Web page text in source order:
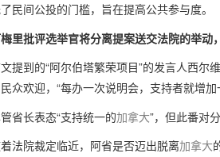
民间公投的门槛，旨在提高公共参与度。
里批评选举官将分离提案送交法院的举
提到的“阿尔伯塔繁荣项目”的发言人西
众欢迎，“每办一次说明会，支持者就增加
省长表态“支持统一的加拿大”，但此番对
法院裁定临近，阿省是否迈出脱离加拿大